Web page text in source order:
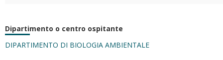
Dipartimento o centro ospitante
DIPARTIMENTO DI BIOLOGIA AMBIENTALE